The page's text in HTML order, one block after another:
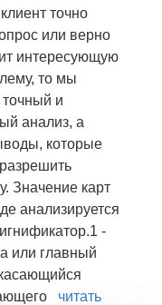
точно
или верно
интересующую
то мы
и
анализ, а
которые
Значение карт
анализируется
-
или главный
читать